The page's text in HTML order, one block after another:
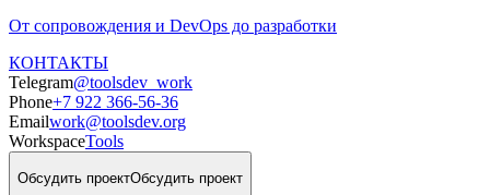
От сопровождения и DevOps до разработки
КОНТАКТЫ
Telegram@toolsdev_work
Phone+7 922 366-56-36
Emailwork@toolsdev.org
WorkspaceTools
Обсудить проектОбсудить проект